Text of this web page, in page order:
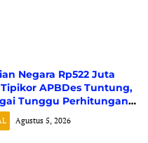
Negara Rp522 Juta
APBDes Tuntung,
Tunggu Perhitungan
RI Agustus 5, 2026